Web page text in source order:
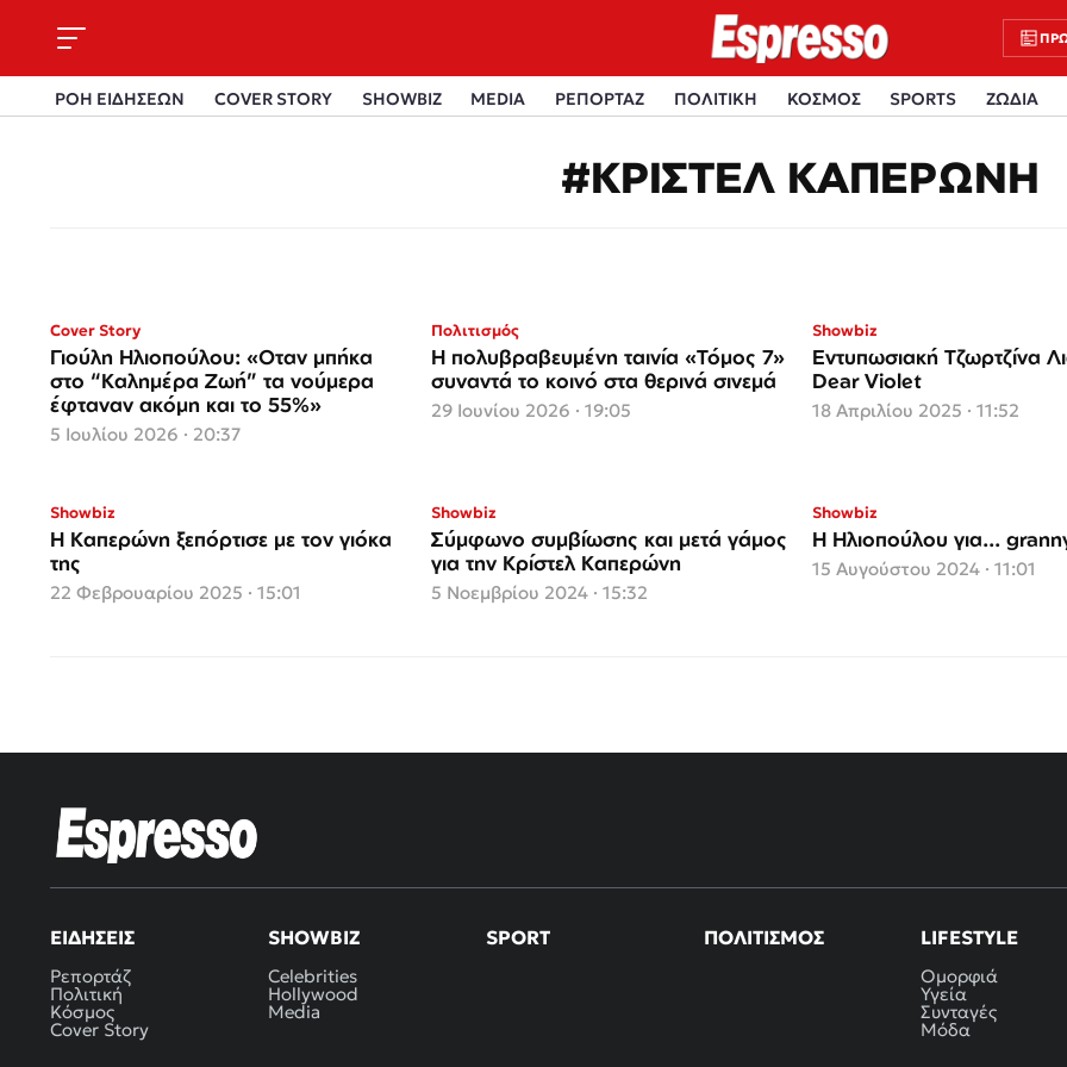
ΡΟΗ ΕΙΔΗΣΕΩΝ COVER STORY SHOWBIZ MEDIA ΡΕΠΟΡΤΑΖ ΠΟΛΙΤΙΚΗ ΚΟΣΜΟΣ SPORTS ΖΩΔΙΑ
#ΚΡΙΣΤΕΛ ΚΑΠΕΡΩΝΗ
Cover Story
Γιούλη Ηλιοπούλου: «Οταν μπήκα
στο “Καλημέρα Ζωή” τα νούμερα
έφταναν ακόμη και το 55%»
5 Ιουλίου 2026 · 20:37
Πολιτισμός
Η πολυβραβευμένη ταινία «Τόμος 7»
συναντά το κοινό στα θερινά σινεμά
29 Ιουνίου 2026 · 19:05
Showbiz
Εντυπωσιακή Τζωρτζίνα
Dear Violet
18 Απριλίου 2025 · 11:52
Showbiz
Η Καπερώνη ξεπόρτισε με τον γιόκα
της
22 Φεβρουαρίου 2025 · 15:01
Showbiz
Σύμφωνο συμβίωσης και μετά γάμος
για την Κρίστελ Καπερώνη
5 Νοεμβρίου 2024 · 15:32
Showbiz
H Ηλιοπούλου για...
15 Αυγούστου 2024 · 11:01
ΕΙΔΉΣΕΙΣ
Ρεπορτάζ
Πολιτική
Κόσμος
Cover Story
SHOWBIZ
Celebrities
Hollywood
Media
SPORT ΠΟΛΙΤΙΣΜΌΣ LIFESTYLE
Ομορφιά
Υγεία
Συνταγές
Μόδα